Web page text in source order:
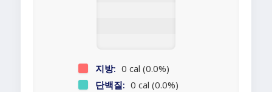
지방: 0 cal (0.0%)
단백질: 0 cal (0.0%)